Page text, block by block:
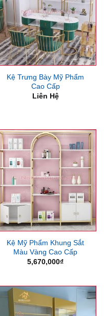
Kệ Trưng Bày Mỹ Phẩm
Cao Cấp
Liên Hệ
Kệ Mỹ Phẩm Khung Sắt
Màu Vàng Cao Cấp
5,670,000₫